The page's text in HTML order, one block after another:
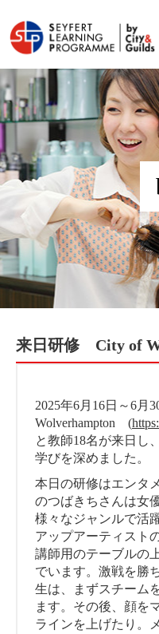
来日研修 City of
2025年6月16日～6月
Wolverhampton (
と教師18名が来日し
学びを深めました。
本日の研修はエンタ
のつばきちさんは女
様々なジャンルで活
アップアーティスト
講師用のテーブルの
でいます。激戦を勝
生は、まずスチーム
ます。その後、顔を
ラインを上げたり。